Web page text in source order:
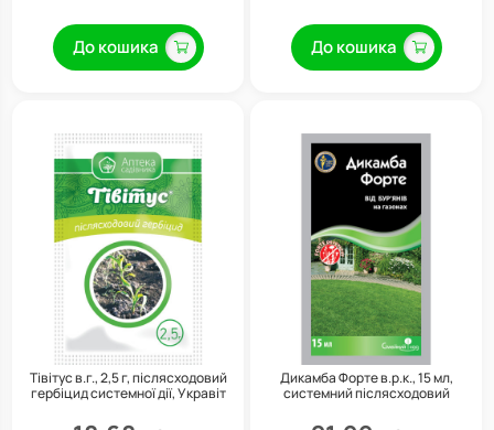
До кошика До кошика
Тівітус в.г., 2,5 г, післясходовий
гербіцид системної дії, Укравіт
Дикамба Форте в.р.к., 15 мл,
системний післясходовий
сад